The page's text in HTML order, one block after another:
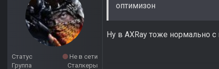
Статус
Не в сети
Группа
Сталкеры
оптимизон
Ну в AXRay тоже нормально